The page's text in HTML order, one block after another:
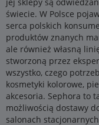
świecie. W Polsce
serca polskich
produktów znanych
ale również własną
stworzoną przez
wszystko, czego
kosmetyki kolorowe,
akcesoria. Sephora to
możliwością dostawy
salonach